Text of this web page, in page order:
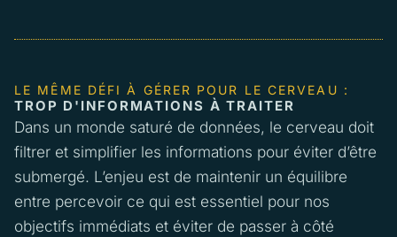
LE MÊME DÉFI À GÉRER POUR LE CERVEAU :
TROP D'INFORMATIONS À TRAITER
Dans un monde saturé de données, le cerveau doit
filtrer et simplifier les informations pour éviter d’être
submergé. L’enjeu est de maintenir un équilibre
entre percevoir ce qui est essentiel pour nos
objectifs immédiats et éviter de passer à côté